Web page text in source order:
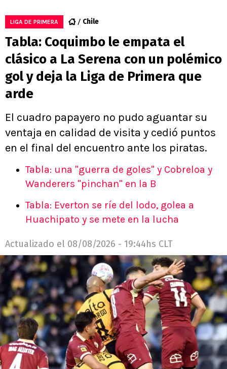
LIGA DE PRIMERA Chile
Tabla: Coquimbo le empata el
clásico a La Serena con un polémico
gol y deja la Liga de Primera que
arde
El cuadro papayero no pudo aguantar su
ventaja en calidad de visita y cedió puntos
en el final del encuentro ante los piratas.
Tabla: una "guerra de goles" y Cobreloa y
Wanderers "pinchan" en la B
Tabla: Everton se ríe del lodo, golea a
Huachipato y se mete en la lucha
Actualizado el 08/08/2026 - 19:44hs CLT